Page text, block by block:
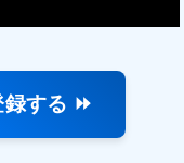
する ⏩